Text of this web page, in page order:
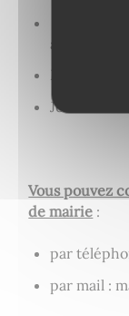
Lundi et
à 18h00
Mardi de
Jeudi de
Vous pouvez
de mairie :
par
par mail :